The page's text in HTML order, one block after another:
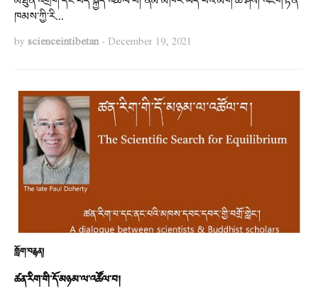
ཁམས་ཀྱི་རི…
by scienceintibetan- December 19, 2021
གློག་བརྙན།
ཚན་རིག་གི་དོ་མཉམ་ལ་འཚོལ་བ།